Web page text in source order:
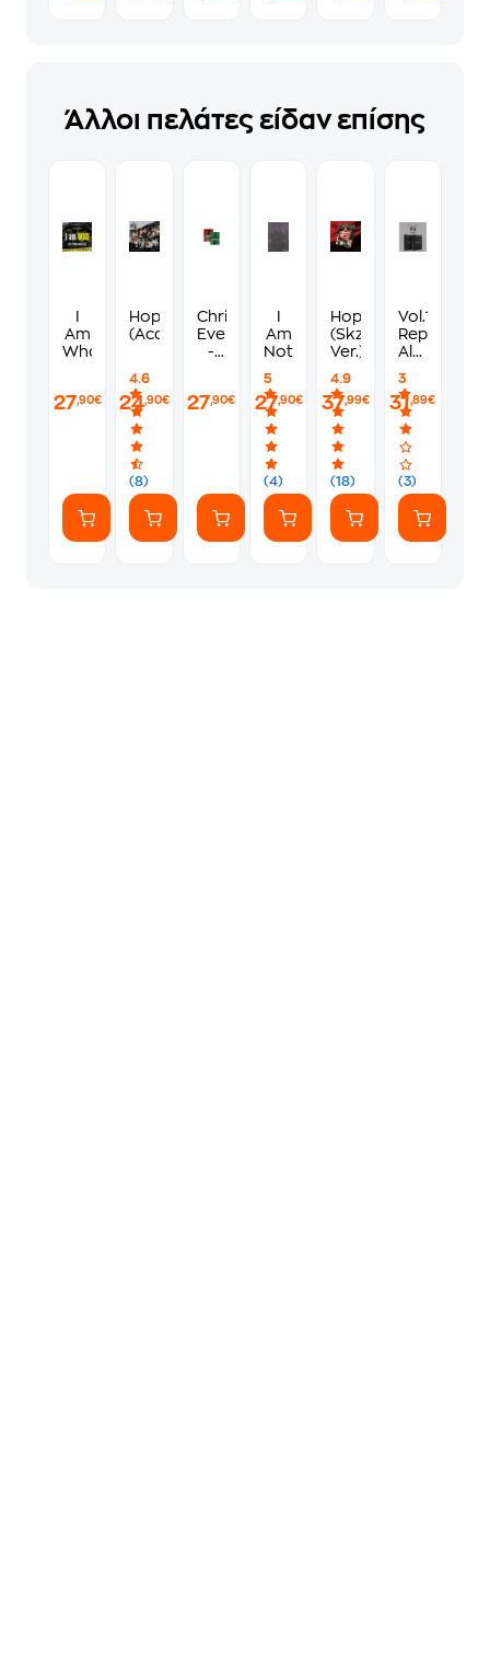
Άλλοι πελάτες είδαν επίσης
Am
Who
27,90€
Hop
(Accordion Ver.)
4.6
(8)
24,90€
Christmas
Evel
-
Photobook
27,90€
Am
Not
5
(4)
27,90€
Hop
(Skzhop
Ver.)
4.9
(18)
37,99€
Vol.1
Repackage
Album
Life
3
(3)
31,89€